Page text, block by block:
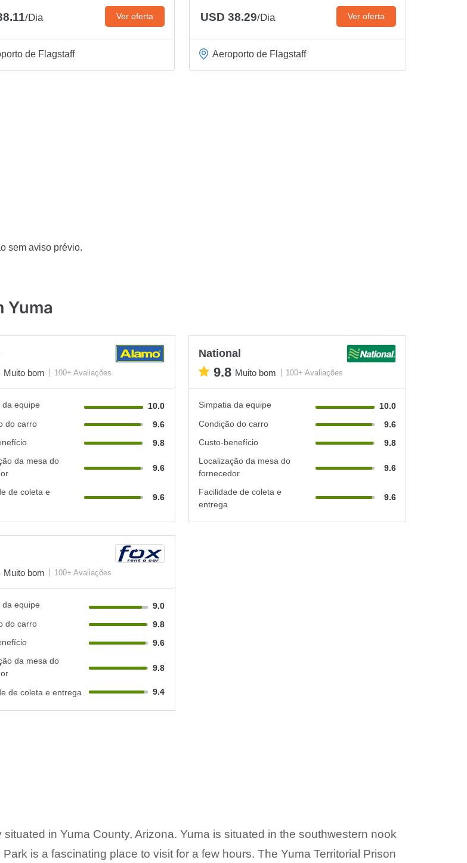
/Dia Ver oferta
de Flagstaff
USD 38.29/Dia Ver oferta
Aeroporto de Flagstaff
sem aviso prévio.
Yuma
Muito bom 100+ Avaliações
da equipe
10.0
do carro
9.6
9.8
da mesa do
9.6
de coleta e
9.6
National
9.8 Muito bom 100+ Avaliações
Simpatia da equipe
10.0
Condição do carro
9.6
Custo-benefício
9.8
Localização da mesa do
fornecedor
9.6
Facilidade de coleta e
entrega
9.6
Muito bom 100+ Avaliações
da equipe
9.0
do carro
9.8
9.6
da mesa do
9.8
de coleta e entrega 9.4
in Yuma County, Arizona. Yuma is situated in the southwestern nook
is a fascinating place to visit for a few hours. The Yuma Territorial Prison